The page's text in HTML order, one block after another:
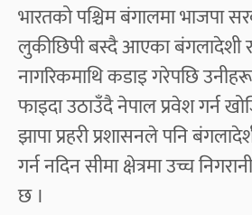
भारतको पश्चिम बंगालमा भाजपा
लुकीछिपी बस्दै आएका बंगलादेशी र
नागरिकमाथि कडाइ गरेपछि
फाइदा उठाउँदै नेपाल प्रवेश गर्न
झापा प्रहरी प्रशासनले पनि
गर्न नदिन सीमा क्षेत्रमा उच्च
छ ।